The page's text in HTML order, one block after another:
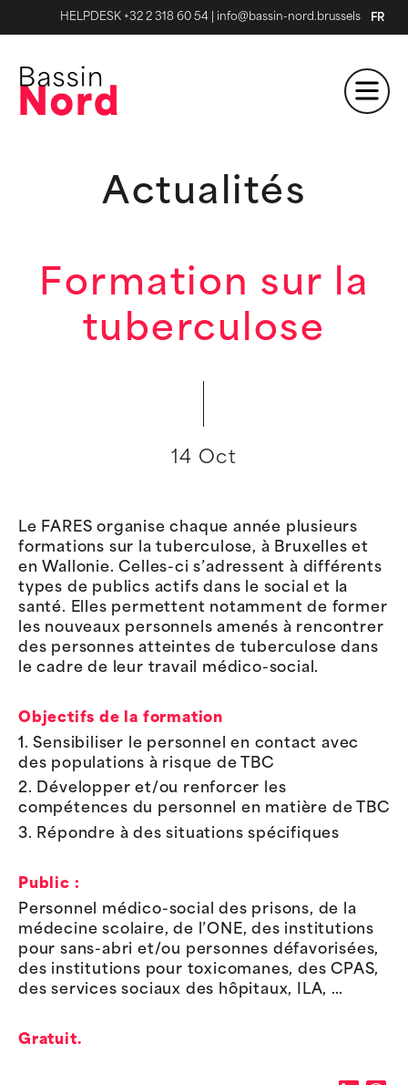
HELPDESK +32 2 318 60 54 info@bassin-nord.brussels FR
Actualités
Formation sur la
tuberculose
14 Oct
Le FARES organise chaque année plusieurs
formations sur la tuberculose, à Bruxelles et
en Wallonie. Celles-ci s’adressent à différents
types de publics actifs dans le social et la
santé. Elles permettent notamment de former
les nouveaux personnels amenés à rencontrer
des personnes atteintes de tuberculose dans
le cadre de leur travail médico-social.
Objectifs de la formation
1. Sensibiliser le personnel en contact avec
des populations à risque de TBC
2. Développer et/ou renforcer les
compétences du personnel en matière de TBC
3. Répondre à des situations spécifiques
Public :
Personnel médico-social des prisons, de la
médecine scolaire, de l’ONE, des institutions
pour sans-abri et/ou personnes défavorisées,
des institutions pour toxicomanes, des CPAS,
des services sociaux des hôpitaux, ILA, …
Gratuit.